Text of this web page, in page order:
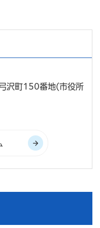
沢町150番地(市役所